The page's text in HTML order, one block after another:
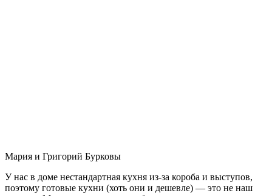
Мария и Григорий Бурковы
У нас в доме нестандартная кухня из-за короба и выступов,
поэтому готовые кухни (хоть они и дешевле) — это не наш